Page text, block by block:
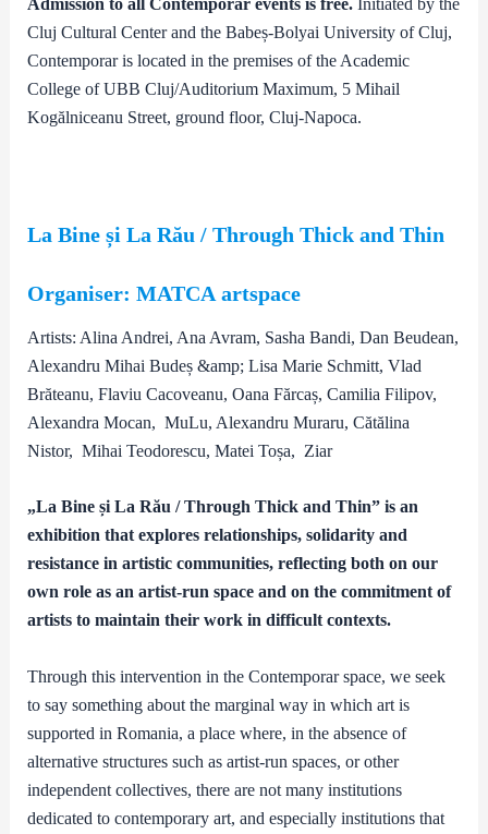
Admission to all Contemporar events is free.Initiated by the
Cluj Cultural Center and the Babeș-Bolyai University of Cluj,
Contemporar is located in the premises of the Academic
College of UBB Cluj/Auditorium Maximum, 5 Mihail
Kogălniceanu Street, ground floor, Cluj-Napoca.
La Bine și La Rău / Through Thick and Thin
Organiser: MATCA artspace
Artists: Alina Andrei, Ana Avram, Sasha Bandi, Dan Beudean,
Alexandru Mihai Budeș &amp; Lisa Marie Schmitt, Vlad
Brăteanu, Flaviu Cacoveanu, Oana Fărcaș, Camilia Filipov,
Alexandra Mocan, MuLu, Alexandru Muraru, Cătălina
Nistor, Mihai Teodorescu, Matei Toșa, Ziar
„La Bine și La Rău / Through Thick and Thin” is an
exhibition that explores relationships, solidarity and
resistance in artistic communities, reflecting both on our
own role as an artist-run space and on the commitment of
artists to maintain their work in difficult contexts.
Through this intervention in the Contemporar space, we seek
to say something about the marginal way in which art is
supported in Romania, a place where, in the absence of
alternative structures such as artist-run spaces, or other
independent collectives, there are not many institutions
dedicated to contemporary art, and especially institutions that